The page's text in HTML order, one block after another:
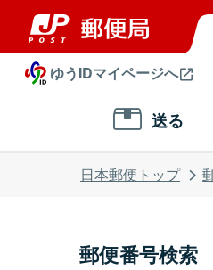
ゆうIDマイページへ
送る
日本郵便トップ
郵便番号検索